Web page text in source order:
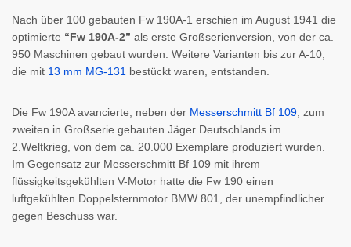
Nach über 100 gebauten Fw 190A-1 erschien im August 1941 die
optimierte “Fw 190A-2” als erste Großserienversion, von der ca.
950 Maschinen gebaut wurden. Weitere Varianten bis zur A-10,
die mit 13 mm MG-131 bestückt waren, entstanden.
Die Fw 190A avancierte, neben der Messerschmitt Bf 109 , zum
zweiten in Großserie gebauten Jäger Deutschlands im
2.Weltkrieg, von dem ca. 20.000 Exemplare produziert wurden.
Im Gegensatz zur Messerschmitt Bf 109 mit ihrem
flüssigkeitsgekühlten V-Motor hatte die Fw 190 einen
luftgekühlten Doppelsternmotor BMW 801, der unempfindlicher
gegen Beschuss war.